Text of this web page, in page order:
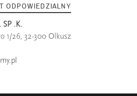
ODPOWIEDZIALNY
SP .K.
1/26, 32-300 Olkusz